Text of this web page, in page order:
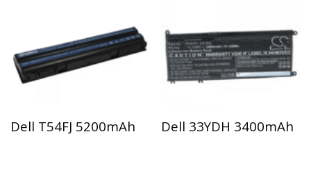
Dell T54FJ 5200mAh Dell 33YDH 3400mAh